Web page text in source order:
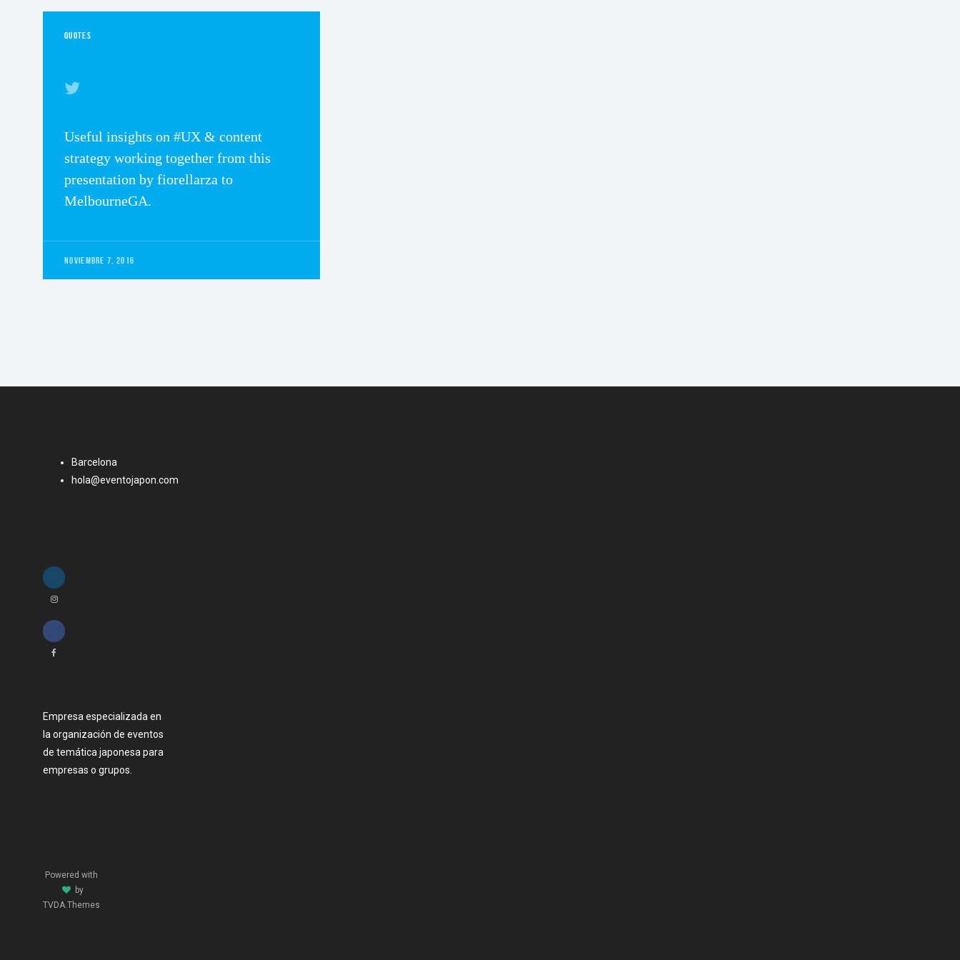
QUOTES
Useful insights on #UX & content
strategy working together from this
presentation by fiorellarza to
MelbourneGA.
NOVIEMBRE 7, 2016
Barcelona
hola@eventojapon.com
Empresa especializada en
la organización de eventos
de temática japonesa para
empresas o grupos.
Powered with
by
TVDA.Themes